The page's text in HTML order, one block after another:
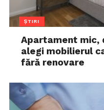
ȘTIRI
Apartament mic,
alegi mobilierul
fără renovare